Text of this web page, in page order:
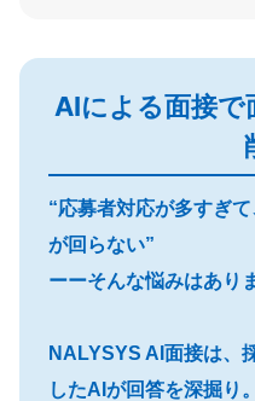
AIによる面接で
“応募者対応が多すぎ
が回らない”
ーーそんな悩みはあり
NALYSYS AI面接は、
したAIが回答を深掘り